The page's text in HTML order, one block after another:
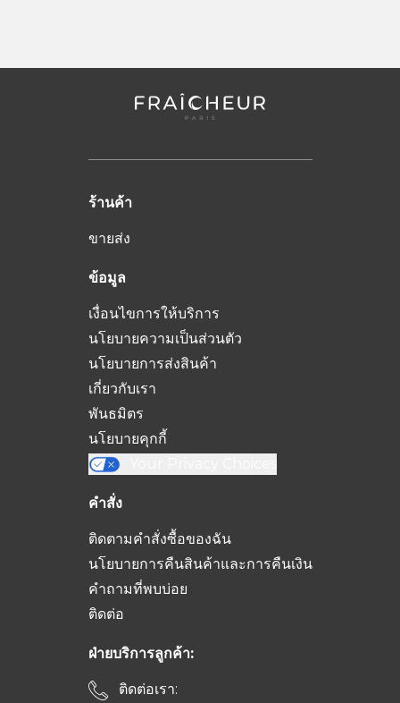
ร้านค้า
ขายส่ง
ข้อมูล
เงื่อนไขการให้บริการ
นโยบายความเป็นส่วนตัว
นโยบายการส่งสินค้า
เกี่ยวกับเรา
พันธมิตร
นโยบายคุกกี้
คำสั่ง
ติดตามคำสั่งซื้อของฉัน
นโยบายการคืนสินค้าและการคืนเงิน
คำถามที่พบบ่อย
ติดต่อ
ฝ่ายบริการลูกค้า:
ติดต่อเรา: